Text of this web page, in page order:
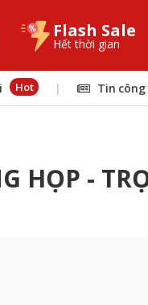
Flash Sale
Hết thời gian
Hot | Tin
HỌP -